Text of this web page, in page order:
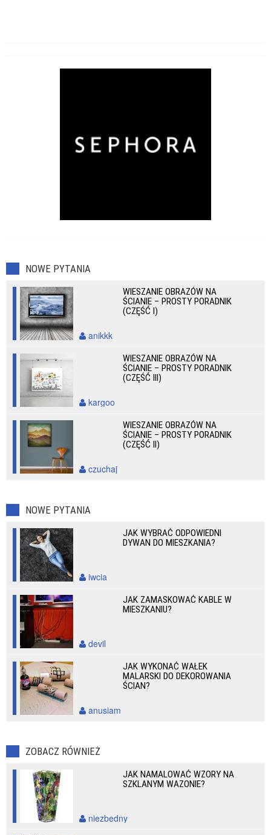
NOWE PYTANIA
WIESZANIE OBRAZÓW NA
ŚCIANIE – PROSTY PORADNIK
(CZĘŚĆ I)
anikkk
WIESZANIE OBRAZÓW NA
ŚCIANIE – PROSTY PORADNIK
(CZĘŚĆ III)
kargoo
WIESZANIE OBRAZÓW NA
ŚCIANIE – PROSTY PORADNIK
(CZĘŚĆ II)
czuchaj
NOWE PYTANIA
JAK WYBRAĆ ODPOWIEDNI
DYWAN DO MIESZKANIA?
iwcia
JAK ZAMASKOWAĆ KABLE W
MIESZKANIU?
devil
JAK WYKONAĆ WAŁEK
MALARSKI DO DEKOROWANIA
ŚCIAN?
anusiam
ZOBACZ RÓWNIEŻ
JAK NAMALOWAĆ WZORY NA
SZKLANYM WAZONIE?
niezbedny